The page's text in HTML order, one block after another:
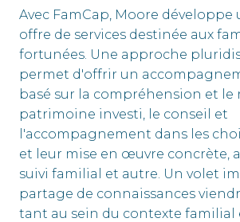
Avec FamCap, Moore développe
offre de services destinée aux
fortunées. Une approche
permet d'offrir un
basé sur la compréhension et
patrimoine investi, le conseil et
l'accompagnement dans les
et leur mise en œuvre concrète,
suivi familial et autre. Un volet
partage de connaissances
tant au sein du contexte familial